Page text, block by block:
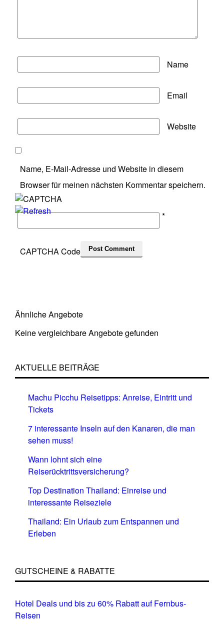
Name
Email
Website
Name, E-Mail-Adresse und Website in diesem
Browser für meinen nächsten Kommentar speichern.
CAPTCHA Code
*
Ähnliche Angebote
Keine vergleichbare Angebote gefunden
AKTUELLE BEITRÄGE
Machu Picchu Reisetipps: Anreise, Eintritt und
Tickets
7 interessante Inseln auf den Kanaren, die man
sehen muss!
Wann lohnt sich eine
Reiserücktrittsversicherung?
Top Destination Thailand: Einreise und
interessante Reiseziele
Thailand: Ein Urlaub zum Entspannen und
Erleben
GUTSCHEINE & RABATTE
Hotel Deals und bis zu 60% Rabatt auf Fernbus-
Reisen